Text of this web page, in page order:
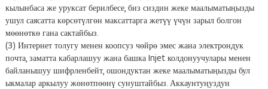
кылынбаса же уруксат берилбесе, биз сиздин жеке маалыматыңызды
ушул саясатта көрсөтүлгөн максаттарга жетүү үчүн зарыл болгон
мөөнөткө гана сактайбыз.
(3) Интернет толугу менен коопсуз чөйрө эмес жана электрондук
почта, заматта кабарлашуу жана башка Injet колдонуучулары менен
байланышуу шифрленбейт, ошондуктан жеке маалыматыңызды бул
ыкмалар аркылуу жөнөтпөөнү сунуштайбыз. Аккаунтуңуздун